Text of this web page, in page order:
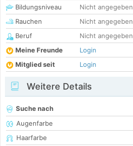
Bildungsniveau
Nicht angegeben
Rauchen
Nicht angegeben
Beruf
Nicht angegeben
Meine Freunde
Login
Mitglied seit
Login
Weitere Details
Suche nach
Augenfarbe
Haarfarbe